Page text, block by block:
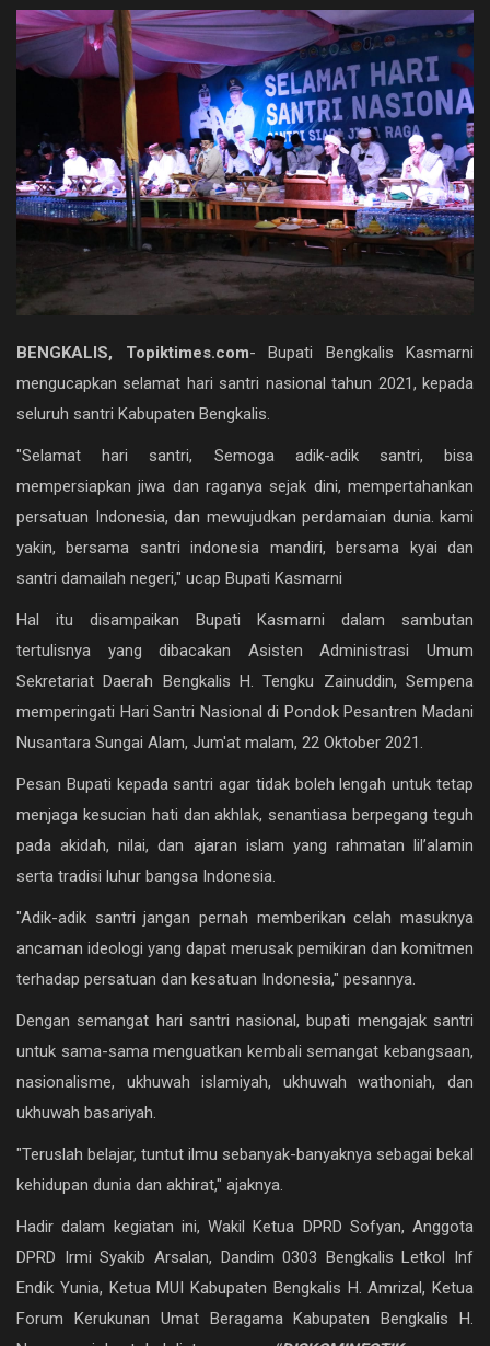
NASIONAL
PEMERINTAHAN
PENDIDIKAN
PERISTIWA
RIAU
Rokan hilir
Hukrim
Politik
Ekonomi
Galeri
Login
BENGKALIS, Topiktimes.com- Bupati Bengkalis Kasmarni
mengucapkan selamat hari santri nasional tahun 2021, kepada
seluruh santri Kabupaten Bengkalis.
"Selamat hari santri, Semoga adik-adik santri, bisa
mempersiapkan jiwa dan raganya sejak dini, mempertahankan
persatuan Indonesia, dan mewujudkan perdamaian dunia. kami
yakin, bersama santri indonesia mandiri, bersama kyai dan
santri damailah negeri," ucap Bupati Kasmarni
Hal itu disampaikan Bupati Kasmarni dalam sambutan
tertulisnya yang dibacakan Asisten Administrasi Umum
Sekretariat Daerah Bengkalis H. Tengku Zainuddin, Sempena
memperingati Hari Santri Nasional di Pondok Pesantren Madani
Nusantara Sungai Alam, Jum'at malam, 22 Oktober 2021.
Pesan Bupati kepada santri agar tidak boleh lengah untuk tetap
menjaga kesucian hati dan akhlak, senantiasa berpegang teguh
pada akidah, nilai, dan ajaran islam yang rahmatan lil’alamin
serta tradisi luhur bangsa Indonesia.
"Adik-adik santri jangan pernah memberikan celah masuknya
ancaman ideologi yang dapat merusak pemikiran dan komitmen
terhadap persatuan dan kesatuan Indonesia," pesannya.
Dengan semangat hari santri nasional, bupati mengajak santri
untuk sama-sama menguatkan kembali semangat kebangsaan,
nasionalisme, ukhuwah islamiyah, ukhuwah wathoniah, dan
ukhuwah basariyah.
"Teruslah belajar, tuntut ilmu sebanyak-banyaknya sebagai bekal
kehidupan dunia dan akhirat," ajaknya.
Hadir dalam kegiatan ini, Wakil Ketua DPRD Sofyan, Anggota
DPRD Irmi Syakib Arsalan, Dandim 0303 Bengkalis Letkol Inf
Endik Yunia, Ketua MUI Kabupaten Bengkalis H. Amrizal, Ketua
Forum Kerukunan Umat Beragama Kabupaten Bengkalis H.